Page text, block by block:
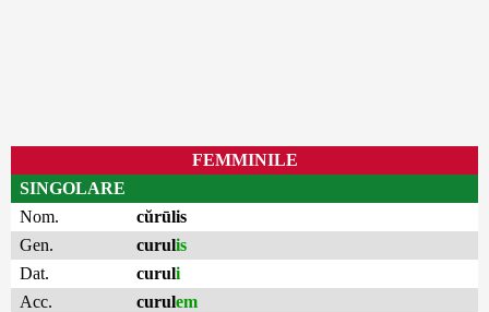
FEMMINILE
SINGOLARE
Nom.
cŭrūlis
Gen.
curulis
Dat.
curuli
Acc.
curulem